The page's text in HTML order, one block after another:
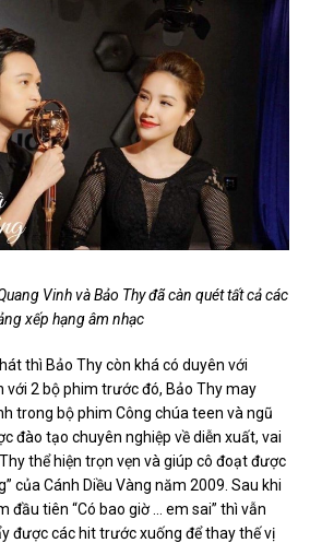
Vinh và Bảo Thy đã càn quét tất cả các
xếp hạng âm nhạc
thì Bảo Thy còn khá có duyên với
với 2 bộ phim trước đó, Bảo Thy may
trong bộ phim Công chúa teen và ngũ
đào tạo chuyên nghiệp về diễn xuất, vai
thể hiện trọn vẹn và giúp cô đoạt được
của Cánh Diều Vàng năm 2009. Sau khi
đầu tiên “Có bao giờ … em sai” thì vẫn
được các hit trước xuống để thay thế vị